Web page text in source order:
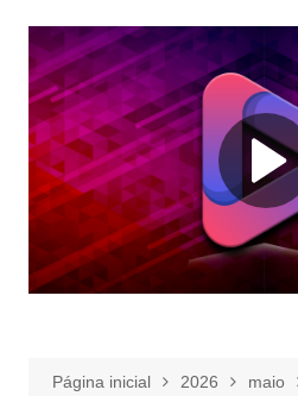
Página inicial 2026
maio